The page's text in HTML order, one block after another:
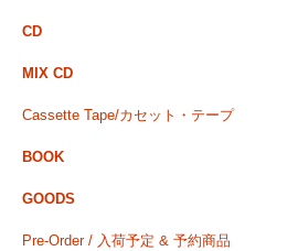
CD
MIX CD
Cassette Tape/カセット・テープ
BOOK
GOODS
Pre-Order / 入荷予定 & 予約商品